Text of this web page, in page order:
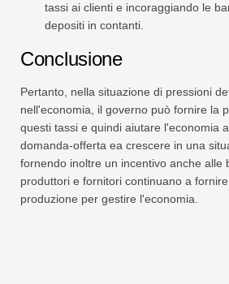
tassi ai clienti e incoraggiando le
depositi in contanti.
Conclusione
Pertanto, nella situazione di pressioni
nell'economia, il governo può fornire la
questi tassi e quindi aiutare l'economia
domanda-offerta ea crescere in una
fornendo inoltre un incentivo anche alle
produttori e fornitori continuano a
produzione per gestire l'economia.